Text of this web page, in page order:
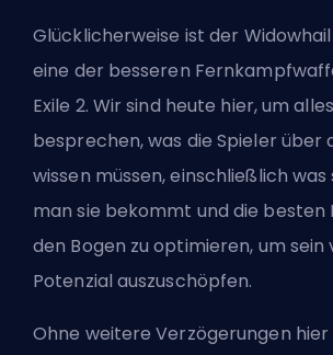
Glücklicherweise ist der
eine der besseren
Exile 2. Wir sind heute hier, um
besprechen, was die Spieler über
wissen müssen, einschließlich was
man sie bekommt und die besten
den Bogen zu optimieren, um sein
Potenzial auszuschöpfen.
Ohne weitere Verzögerungen hier